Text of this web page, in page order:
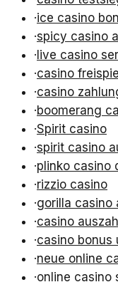
·ice casino
·spicy casino
·live casino
·casino
·casino
·boomerang
·Spirit casino
·spirit casino
·plinko casino
·rizzio casino
·gorilla casino
·casino
·casino bonus
·neue online
·online casino